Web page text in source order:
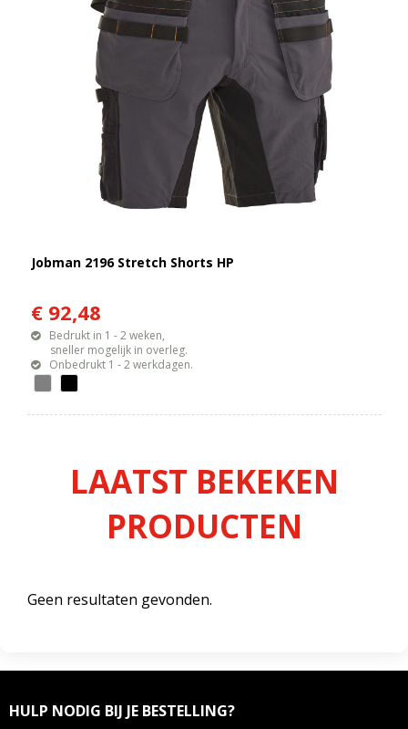
Jobman 2196 Stretch Shorts HP
€ 92,48
Bedrukt in 1 - 2 weken,
sneller mogelijk in overleg.
Onbedrukt 1 - 2 werkdagen.
LAATST BEKEKEN
PRODUCTEN
Geen resultaten gevonden.
HULP NODIG BIJ JE BESTELLING?